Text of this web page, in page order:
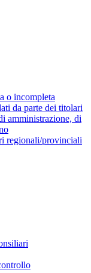
o incompleta
da parte dei titolari
amministrazione, di
regionali/provinciali